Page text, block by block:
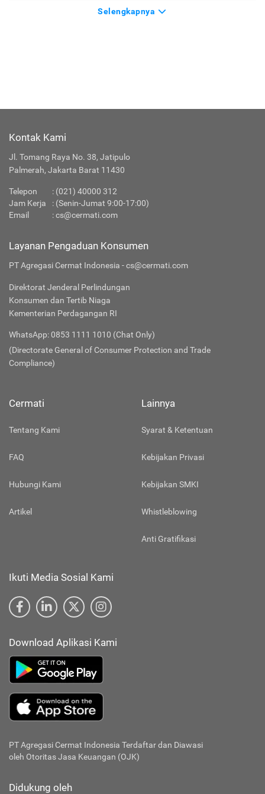
Selengkapnya
Kontak Kami
Jl. Tomang Raya No. 38, Jatipulo
Palmerah, Jakarta Barat 11430
Telepon : (021) 40000 312
Jam Kerja
: (Senin-Jumat 9:00-17:00)
Email
:cs@cermati.com
Layanan Pengaduan Konsumen
PT Agregasi Cermat Indonesia - cs@cermati.com
Direktorat Jenderal Perlindungan
Konsumen dan Tertib Niaga
Kementerian Perdagangan RI
WhatsApp: 0853 1111 1010 (Chat Only)
(Directorate General of Consumer Protection and Trade
Compliance)
Cermati
Tentang Kami
FAQ
Hubungi Kami
Artikel
Lainnya
Syarat & Ketentuan
Kebijakan Privasi
Kebijakan SMKI
Whistleblowing
Anti Gratifikasi
Ikuti Media Sosial Kami
Download Aplikasi Kami
PT Agregasi Cermat Indonesia Terdaftar dan Diawasi
oleh Otoritas Jasa Keuangan (OJK)
Didukung oleh